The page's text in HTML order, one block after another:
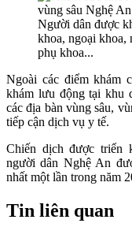
Người dân được
khoa, ngoại khoa,
phụ khoa...
Ngoài các điểm khám
khám lưu động tại khu
các địa bàn vùng sâu,
tiếp cận dịch vụ y tế.
Chiến dịch được triển
người dân Nghệ An
nhất một lần trong năm
Tin liên quan